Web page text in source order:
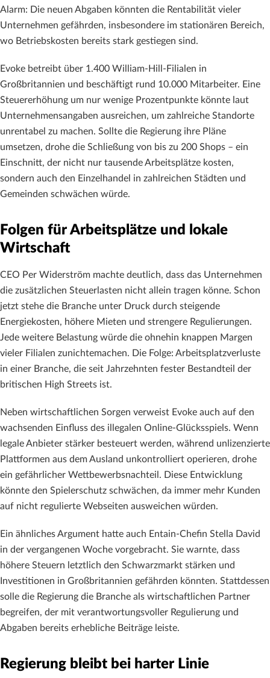
Alarm: Die neuen Abgaben könnten die Rentabilität vieler
Unternehmen gefährden, insbesondere im stationären Bereich,
wo Betriebskosten bereits stark gestiegen sind.
Evoke betreibt über 1.400 William-Hill-Filialen in
Großbritannien und beschäftigt rund 10.000 Mitarbeiter. Eine
Steuererhöhung um nur wenige Prozentpunkte könnte laut
Unternehmensangaben ausreichen, um zahlreiche Standorte
unrentabel zu machen. Sollte die Regierung ihre Pläne
umsetzen, drohe die Schließung von bis zu 200 Shops – ein
Einschnitt, der nicht nur tausende Arbeitsplätze kosten,
sondern auch den Einzelhandel in zahlreichen Städten und
Gemeinden schwächen würde.
Folgen für Arbeitsplätze und lokale
Wirtschaft
CEO Per Widerström machte deutlich, dass das Unternehmen
die zusätzlichen Steuerlasten nicht allein tragen könne. Schon
jetzt stehe die Branche unter Druck durch steigende
Energiekosten, höhere Mieten und strengere Regulierungen.
Jede weitere Belastung würde die ohnehin knappen Margen
vieler Filialen zunichtemachen. Die Folge: Arbeitsplatzverluste
in einer Branche, die seit Jahrzehnten fester Bestandteil der
britischen High Streets ist.
Neben wirtschaftlichen Sorgen verweist Evoke auch auf den
wachsenden Einfluss des illegalen Online-Glücksspiels. Wenn
legale Anbieter stärker besteuert werden, während unlizenzierte
Plattformen aus dem Ausland unkontrolliert operieren, drohe
ein gefährlicher Wettbewerbsnachteil. Diese Entwicklung
könnte den Spielerschutz schwächen, da immer mehr Kunden
auf nicht regulierte Webseiten ausweichen würden.
Ein ähnliches Argument hatte auch Entain-Chefin Stella David
in der vergangenen Woche vorgebracht. Sie warnte, dass
höhere Steuern letztlich den Schwarzmarkt stärken und
Investitionen in Großbritannien gefährden könnten. Stattdessen
solle die Regierung die Branche als wirtschaftlichen Partner
begreifen, der mit verantwortungsvoller Regulierung und
Abgaben bereits erhebliche Beiträge leiste.
Regierung bleibt bei harter Linie